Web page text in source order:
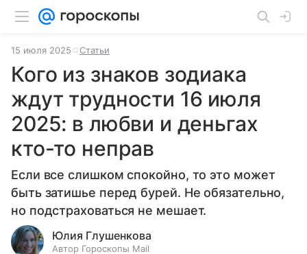
15 июля 2025 Статьи
Кого из знаков зодиака
ждут трудности 16 июля
2025: в любви и деньгах
кто-то неправ
Если все слишком спокойно, то это может
быть затишье перед бурей. Не обязательно,
но подстраховаться не мешает.
Юлия Глушенкова
Автор Гороскопы Mail